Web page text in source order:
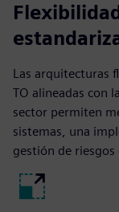
Las arquitecturas
TO alineadas con
sector permiten
sistemas, una
gestión de riesgos